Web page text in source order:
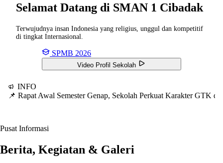
Selamat Datang di SMAN 1 Cibadak
Terwujudnya insan Indonesia yang religius, unggul dan kompetitif
di tingkat Internasional.
SPMB 2026
Video Profil Sekolah
INFO
📌 Rapat Awal Semester Genap, Sekolah Perkuat Karakter GTK
Pusat Informasi
Berita, Kegiatan & Galeri